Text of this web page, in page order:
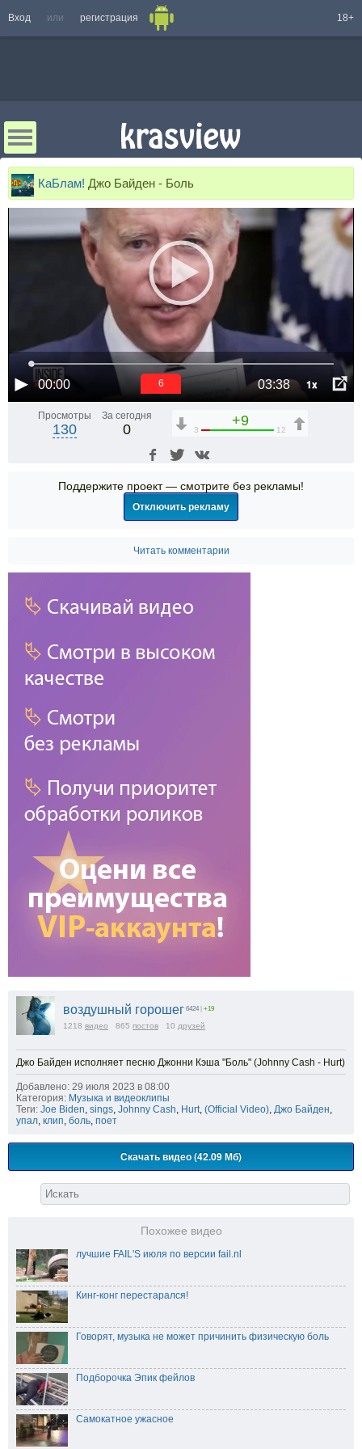
Вход или регистрация 18+
КаБлам! Джо Байден - Боль
00:00 03:38 1x
6
Просмотры
130
За сегодня
0
+9
3 12
Поддержите проект — смотрите без рекламы!
Отключить рекламу
Читать комментарии
воздушный горошег 6424 | +19
1218 видео 865 постов 10 друзей
Джо Байден исполняет песню Джонни Кэша "Боль" (Johnny Cash - Hurt)
Добавлено: 29 июля 2023 в 08:00
Категория: Музыка и видеоклипы
Теги: Joe Biden sings Johnny Cash Hurt (Official Video) Джо Байден
упал клип боль поет
Скачать видео (42.09 Мб)
Похожее видео
лучшие FAIL'S июля по версии fail.nl
Кинг-конг перестарался!
Говорят, музыка не может причинить физическую боль
Подборочка Эпик фейлов
Самокатное ужасное